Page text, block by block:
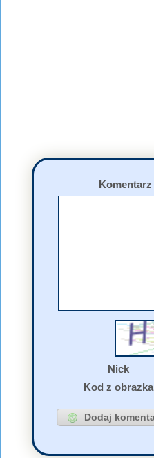
Komentarz
Nick
Kod z obrazka